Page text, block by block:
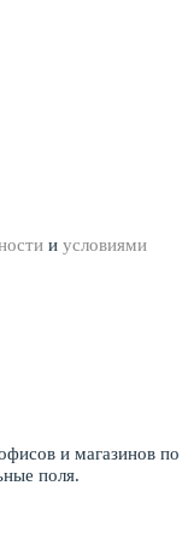
и условиями
и магазинов по
поля.